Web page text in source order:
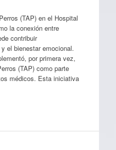
(TAP) en el Hospital
la conexión entre
contribuir
el bienestar emocional.
por primera vez,
(TAP) como parte
médicos. Esta iniciativa